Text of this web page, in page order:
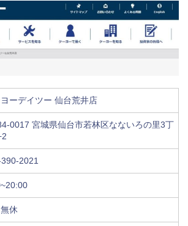
ーデイツー 仙台荒井店
0017 宮城県仙台市若林区なないろの里3丁
2021
休